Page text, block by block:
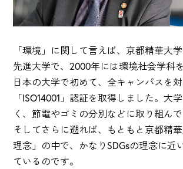
「環境」に関して言えば、京都精華大
先進大学で、2000年には環境社会学科
日本の大学で初めて、全キャンパスを
「ISO14001」認証を取得しました。大
く、節電やゴミの分別などに取り組んで
そしてさらに遡れば、もともと京都精
理念」の中で、かなりSDGsの理念に近
ているのです。